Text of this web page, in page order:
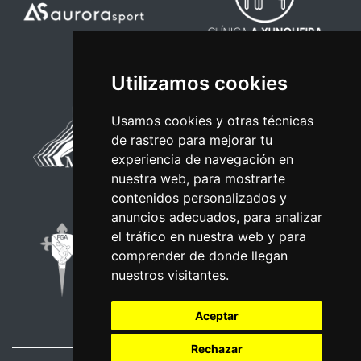
Utilizamos cookies
Usamos cookies y otras técnicas
de rastreo para mejorar tu
experiencia de navegación en
nuestra web, para mostrarte
contenidos personalizados y
anuncios adecuados, para analizar
el tráfico en nuestra web y para
comprender de donde llegan
nuestros visitantes.
Aceptar
Rechazar